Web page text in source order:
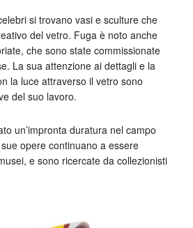
si trovano vasi e sculture che
del vetro. Fuga è noto anche
che sono state commissionate
La sua attenzione ai dettagli e la
la luce attraverso il vetro sono
del suo lavoro.
un’impronta duratura nel campo
opere continuano a essere
e sono ricercate da collezionisti